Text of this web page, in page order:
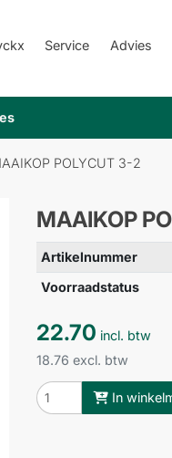
Service Advies
POLYCUT 3-2
MAAIKOP
Artikelnummer
Voorraadstatus
22.70 incl. btw
18.76 excl. btw
In